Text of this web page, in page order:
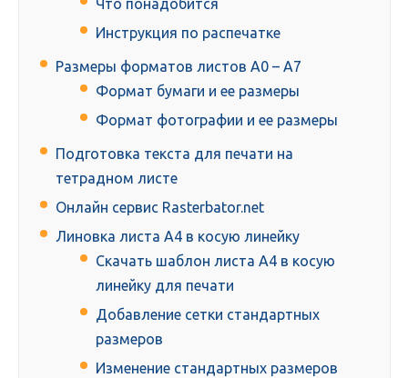
Что понадобится
Инструкция по распечатке
Размеры форматов листов А0 – А7
Формат бумаги и ее размеры
Формат фотографии и ее размеры
Подготовка текста для печати на
тетрадном листе
Онлайн сервис Rasterbator.net
Линовка листа А4 в косую линейку
Скачать шаблон листа А4 в косую
линейку для печати
Добавление сетки стандартных
размеров
Изменение стандартных размеров